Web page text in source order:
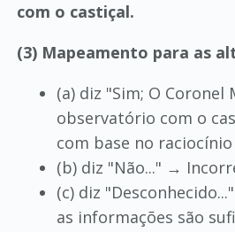
com o castiçal.
(3) Mapeamento para as
(a) diz "Sim; O
observatório com o
com base no raciocínio
(b) diz "Não..." →
(c) diz
as informações são